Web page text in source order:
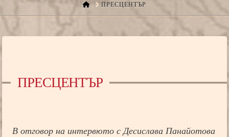
HOMEПРЕСЦЕНТЪР
ПРЕСЦЕНТЪР
В отговор на интервюто с Десислава Панайотова